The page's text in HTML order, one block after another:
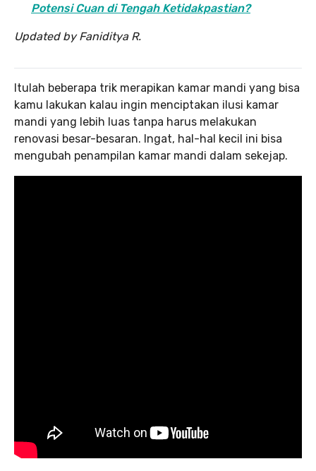
Potensi Cuan di Tengah Ketidakpastian?
Updated by Faniditya R.
Itulah beberapa trik merapikan kamar mandi yang bisa
kamu lakukan kalau ingin menciptakan ilusi kamar
mandi yang lebih luas tanpa harus melakukan
renovasi besar-besaran. Ingat, hal-hal kecil ini bisa
mengubah penampilan kamar mandi dalam sekejap.